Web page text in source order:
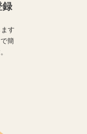
録
す
簡